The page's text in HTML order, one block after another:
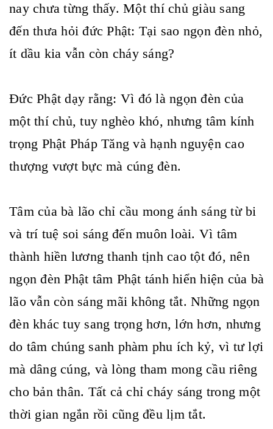
nay chưa từng thấy. Một thí chủ giàu sang
đến thưa hỏi đức Phật: Tại sao ngọn đèn nhỏ,
ít dầu kia vẫn còn cháy sáng?
Đức Phật dạy rằng: Vì đó là ngọn đèn của
một thí chủ, tuy nghèo khó, nhưng tâm kính
trọng Phật Pháp Tăng và hạnh nguyện cao
thượng vượt bực mà cúng đèn.
Tâm của bà lão chỉ cầu mong ánh sáng từ bi
và trí tuệ soi sáng đến muôn loài. Vì tâm
thành hiền lương thanh tịnh cao tột đó, nên
ngọn đèn Phật tâm Phật tánh hiển hiện của bà
lão vẫn còn sáng mãi không tắt. Những ngọn
đèn khác tuy sang trọng hơn, lớn hơn, nhưng
do tâm chúng sanh phàm phu ích kỷ, vì tư lợi
mà dâng cúng, và lòng tham mong cầu riêng
cho bản thân. Tất cả chỉ cháy sáng trong một
thời gian ngắn rồi cũng đều lịm tắt.